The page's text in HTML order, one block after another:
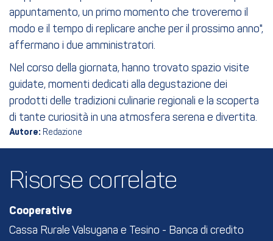
appuntamento, un primo momento che troveremo il
modo e il tempo di replicare anche per il prossimo anno",
affermano i due amministratori.
Nel corso della giornata, hanno trovato spazio visite
guidate, momenti dedicati alla degustazione dei
prodotti delle tradizioni culinarie regionali e la scoperta
di tante curiosità in una atmosfera serena e divertita.
Autore: Redazione
Risorse correlate
Cooperative
Cassa Rurale Valsugana e Tesino - Banca di credito